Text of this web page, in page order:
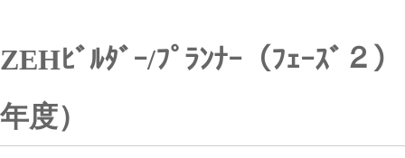
ZEHﾋﾞﾙﾀﾞｰ/ﾌﾟﾗﾝﾅｰ（ﾌｪｰｽﾞ２
年度）